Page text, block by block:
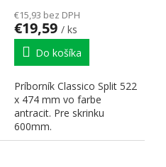
€15,93 bez DPH
€19,59 / ks
Do košíka
Príborník Classico Split 522
x 474 mm vo farbe
antracit. Pre skrinku
600mm.